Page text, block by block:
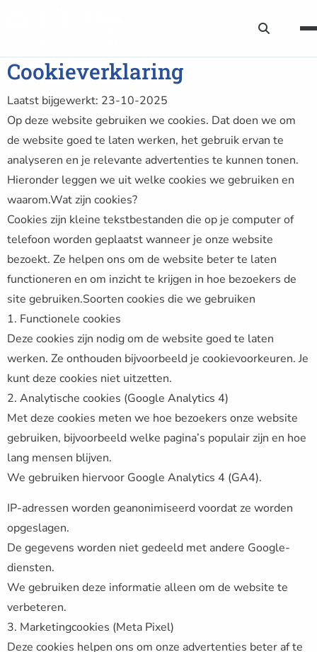
Zoekknop
Cookieverklaring
Laatst bijgewerkt: 23-10-2025
Op deze website gebruiken we cookies. Dat doen we om
de website goed te laten werken, het gebruik ervan te
analyseren en je relevante advertenties te kunnen tonen.
Hieronder leggen we uit welke cookies we gebruiken en
waarom.Wat zijn cookies?
Cookies zijn kleine tekstbestanden die op je computer of
telefoon worden geplaatst wanneer je onze website
bezoekt. Ze helpen ons om de website beter te laten
functioneren en om inzicht te krijgen in hoe bezoekers de
site gebruiken.Soorten cookies die we gebruiken
1. Functionele cookies
Deze cookies zijn nodig om de website goed te laten
werken. Ze onthouden bijvoorbeeld je cookievoorkeuren. Je
kunt deze cookies niet uitzetten.
2. Analytische cookies (Google Analytics 4)
Met deze cookies meten we hoe bezoekers onze website
gebruiken, bijvoorbeeld welke pagina’s populair zijn en hoe
lang mensen blijven.
We gebruiken hiervoor Google Analytics 4 (GA4).
IP-adressen worden geanonimiseerd voordat ze worden
opgeslagen.
De gegevens worden niet gedeeld met andere Google-
diensten.
We gebruiken deze informatie alleen om de website te
verbeteren.
3. Marketingcookies (Meta Pixel)
Deze cookies helpen ons om onze advertenties beter af te